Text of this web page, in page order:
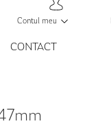
Contul meu
CONTACT